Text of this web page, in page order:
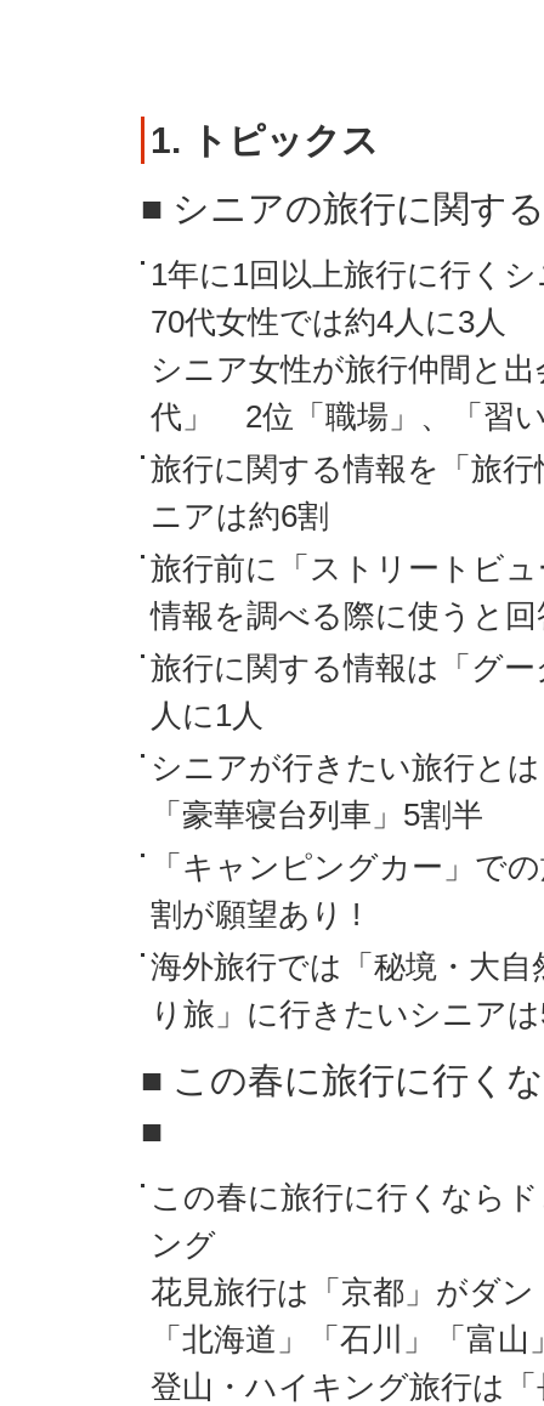
1. トピックス
■ シニアの旅行に関す
1年に1回以上旅行に行く
70代女性では約4人に3人
シニア女性が旅行仲間と
代」 2位「職場」、「習
旅行に関する情報を「旅
ニアは約6割
旅行前に「ストリートビ
情報を調べる際に使うと回
旅行に関する情報は「グ
人に1人
シニアが行きたい旅行と
「豪華寝台列車」5割半
「キャンピングカー」で
割が願望あり !
海外旅行では「秘境・大
り旅」に行きたいシニア
■ この春に旅行に行く
■
この春に旅行に行くな
ング
花見旅行は「京都」がダ
「北海道」「石川」「富山
登山・ハイキング旅行は